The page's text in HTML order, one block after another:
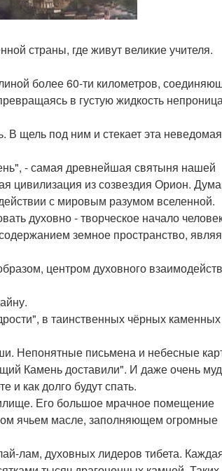
страны, где живут великие учителя.
более 60-ти километров,
в густую жидкость
В щель под ним и стекает эта неведомая
- самая древнейшая святыня нашей
цивилизация из созвездия Орион.
с мировым разумом вселенной.
духовно - творческое начало
земное пространство,
центром духовного
в таинственных чёрных каменных
Непонятные письмена и небесные
Камень доставили". И даже очень
и как долго будут спать.
Его большое мрачное помещение
ячьем масле, заполняющем огромные
лам, духовных лидеров тибета.